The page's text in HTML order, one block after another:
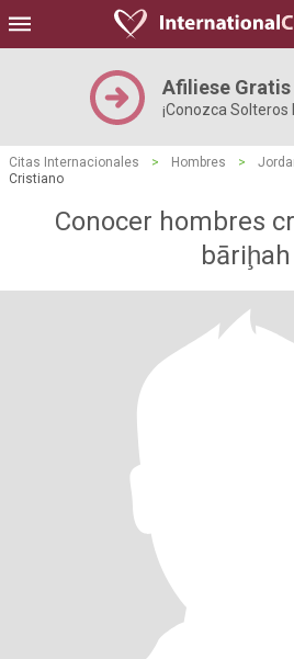
Afiliese Gratis
¡Conozca
Citas Internacionales > Hombres >
Cristiano
Conocer hombres
bāriḩah